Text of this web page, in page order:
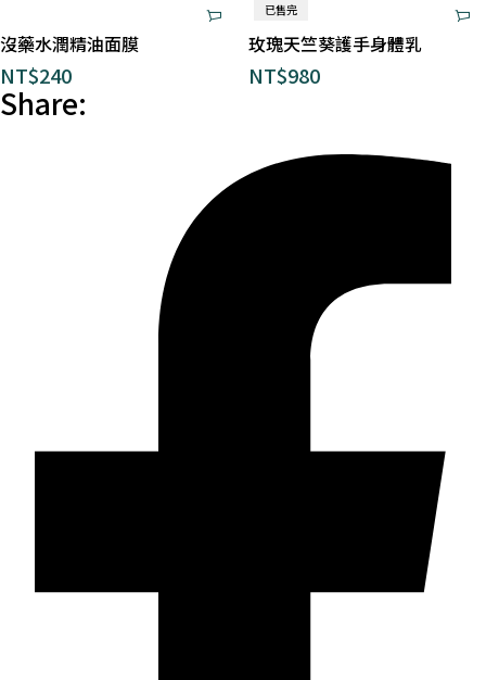
沒藥水潤精油面膜
NT$240
已售完
玫瑰天竺葵護手身體乳
NT$980
Share: